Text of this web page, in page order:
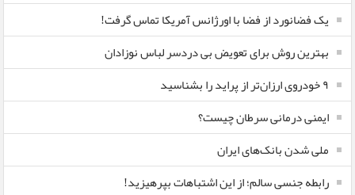
یک فضانورد از فضا با اورژانس آمریکا تماس گرفت!
بهترین روش برای تعویض بی دردسر لباس نوزادان
٩ خودروی ارزان‌تر از پراید را بشناسید
ایمنی درمانی سرطان چیست؟
ملی شدن بانک‌های ایران
رابطه جنسی سالم؛ از این اشتباهات بپرهیزید!